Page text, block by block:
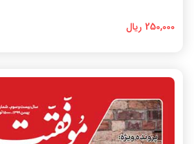
250,000 ریال